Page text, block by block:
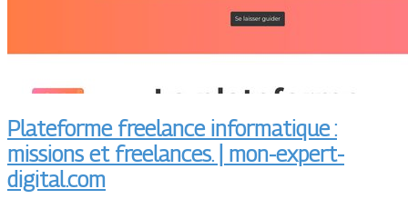
Plateforme freelance informatique :
missions et freelances. | mon-expert-
digital.com